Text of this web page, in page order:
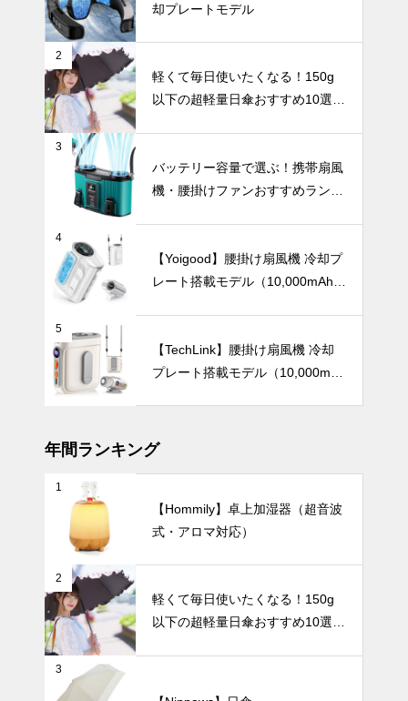
新版】暑い夏
も涼しく快適
に！冷却プレ
ート付きハン
ディファンお
すすめ10選
UV・雨対策
【2025年最
新版】ニュア
ンスカラーの
6選｜くすみ
カラーで毎日
の紫外線対策
をおしゃれに
急な雨にも慌
てない！晴れ
の日も雨の日
も安心の『晴
｜軽量タイプ
から丈夫な大
判タイプま
で、通勤やお
出かけにぴっ
たりの一本を
テーブルウェア
北欧テイスト
のうつわで楽
しむ、おしゃ
れな「おうち
カフェ」5選
〜 忙しい毎
日に、小さな
癒やしのひと
ときを 〜
暑さ対策
2024年おす
すめ携帯扇風
却プレートモデル
2
軽くて毎日使いたくなる！150g
以下の超軽量日傘おすすめ10選
3
バッテリー容量で選ぶ！携帯扇風
機・腰掛けファンおすすめランキ
4
【Yoigood】腰掛け扇風機 冷却プ
レート搭載モデル（10,000mAh・
5
【TechLink】腰掛け扇風機 冷却
プレート搭載モデル（10,000mA
年間ランキング
1
【Hommily】卓上加湿器（超音波
式・アロマ対応）
2
軽くて毎日使いたくなる！150g
以下の超軽量日傘おすすめ10選
3